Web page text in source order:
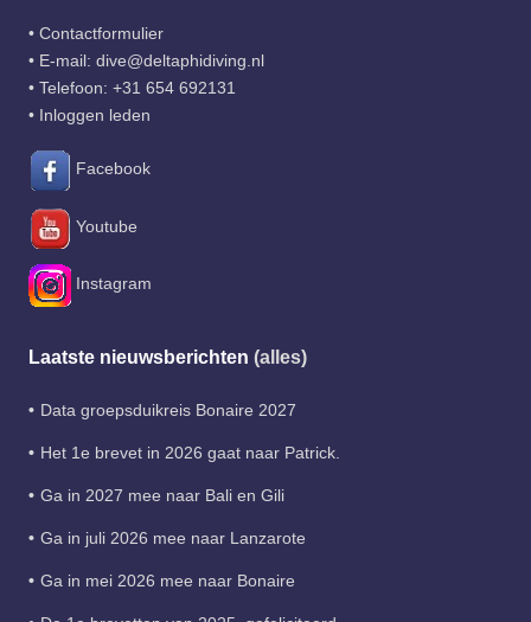
• Contactformulier
• E-mail: dive@deltaphidiving.nl
• Telefoon: +31 654 692131
• Inloggen leden
Facebook
Youtube
Instagram
Laatste nieuwsberichten (alles)
Data groepsduikreis Bonaire 2027
Het 1e brevet in 2026 gaat naar Patrick.
Ga in 2027 mee naar Bali en Gili
Ga in juli 2026 mee naar Lanzarote
Ga in mei 2026 mee naar Bonaire